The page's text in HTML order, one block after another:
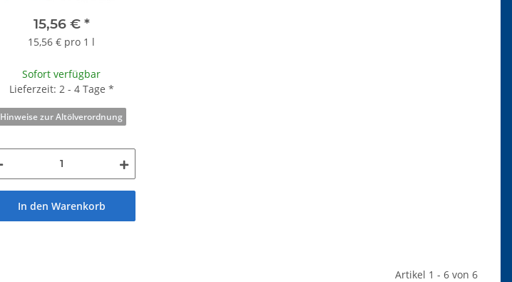
15,56 € *
15,56 € pro 1 l
Sofort verfügbar
Lieferzeit: 2 - 4 Tage *
Hinweise zur Altölverordnung
In den Warenkorb
Artikel 1 - 6 von 6